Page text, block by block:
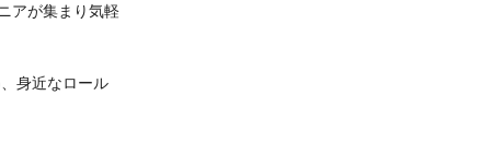
アが集まり気軽
身近なロール